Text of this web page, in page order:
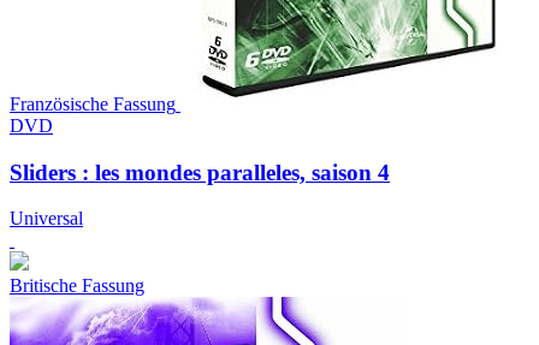
Französische Fassung
DVD
Sliders : les mondes paralleles, saison 4
Universal
Britische Fassung